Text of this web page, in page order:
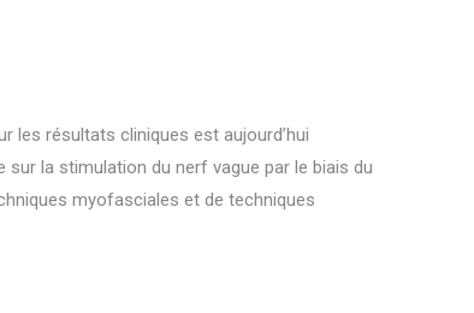
les résultats cliniques est aujourd’hui
sur la stimulation du nerf vague par le biais du
myofasciales et de techniques